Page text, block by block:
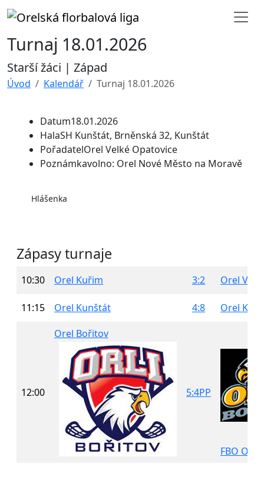
Turnaj 18.01.2026
Starší žáci | Západ
Úvod Kalendář Turnaj 18.01.2026
Datum18.01.2026
HalaSH Kunštát, Brněnská 32, Kunštát
PořadatelOrel Velké Opatovice
Poznámkavolno: Orel Nové Město na Moravě
Hlášenka
Zápasy turnaje
10:30 Orel Kuřim 3:2 Orel
11:15 Orel Kunštát 4:8 Orel
12:00
Orel Bořitov
5:4PP
FBO